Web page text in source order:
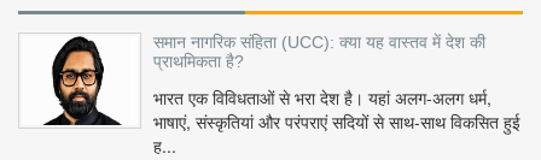
समान नागरिक संहिता (UCC): क्या यह वास्तव में देश की
प्राथमिकता है?
भारत एक विविधताओं से भरा देश है। यहां अलग-अलग धर्म,
भाषाएं, संस्कृतियां और परंपराएं सदियों से साथ-साथ विकसित हुई
ह...